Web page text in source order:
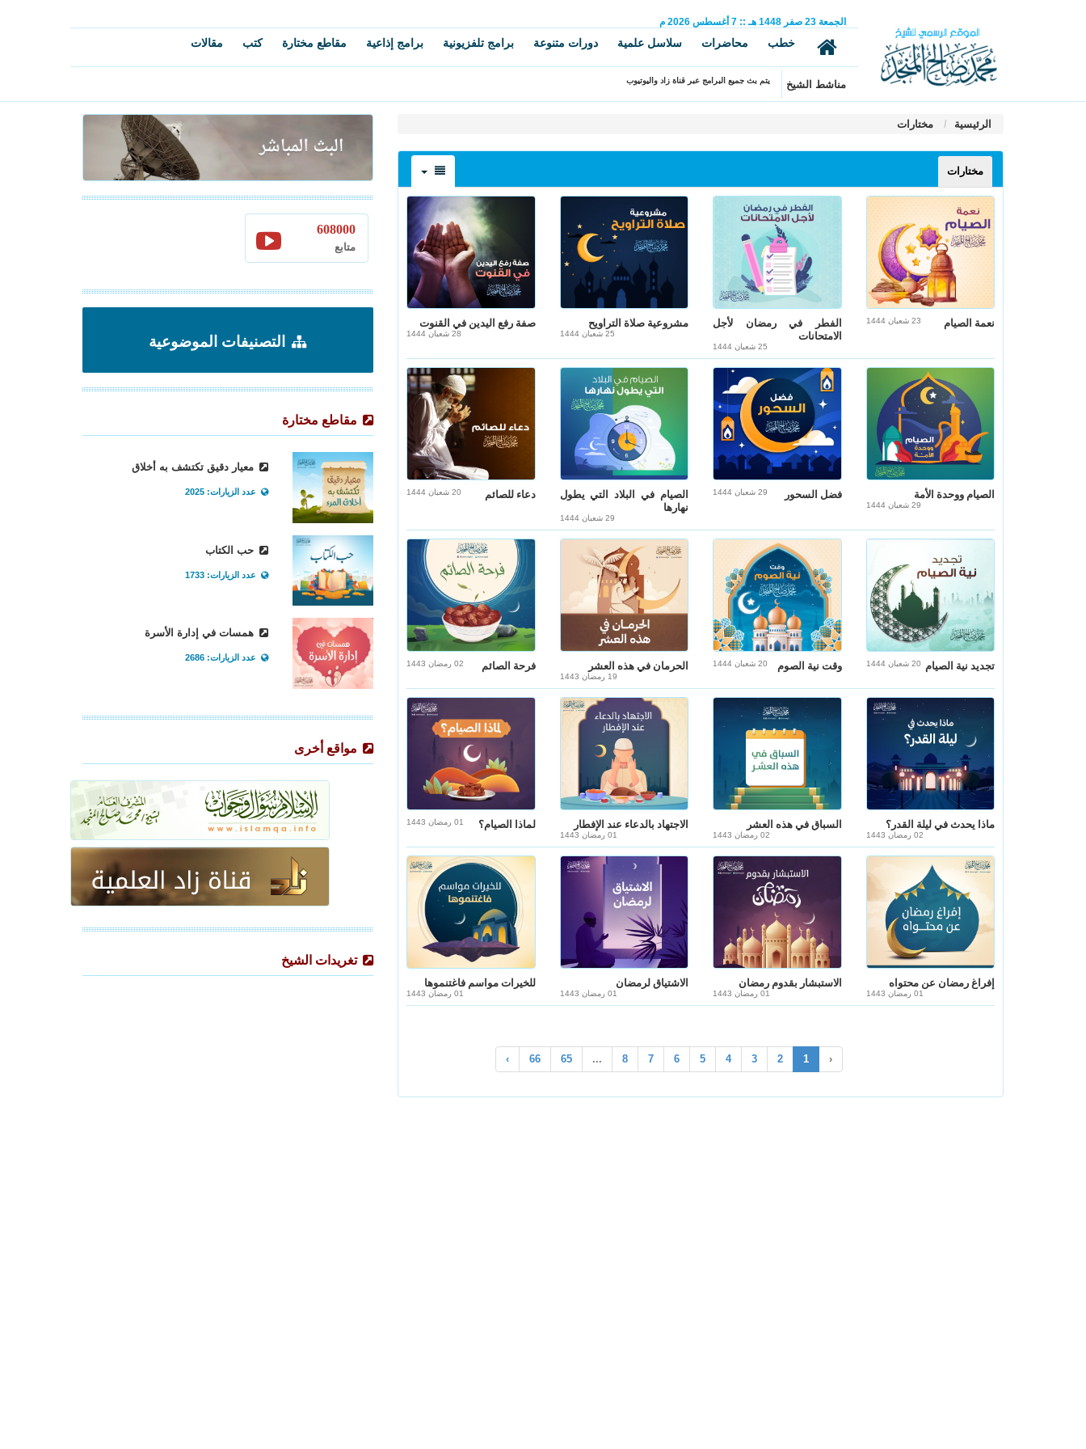
الجمعة 23 صفر 1448 هـ ::
7 أغسطس 2026 م
خطب محاضرات سلاسل علمية دورات متنوعة برامج تلفزيونية برامج إذاعية مقاطع مختارة كتب مقالات
مناشط الشيخ يتم بث جميع البرامج عبر قناة زاد واليوتيوب
الرئيسية مختارات
مختارات
نعمة الصيام 23 شعبان 1444
الفطر في رمضان لأجل
الامتحانات
25 شعبان 1444
مشروعية صلاة التراويح
25 شعبان 1444
صفة رفع اليدين في القنوت
28 شعبان 1444
الصيام ووحدة الأمة
29 شعبان 1444
فضل السحور 29 شعبان 1444
الصيام في البلاد التي يطول
نهارها
29 شعبان 1444
دعاء للصائم 20 شعبان 1444
تجديد نية الصيام 20 شعبان 1444 وقت نية الصوم 20 شعبان 1444 الحرمان في هذه العشر
19 رمضان 1443
فرحة الصائم 02 رمضان 1443
ماذا يحدث في ليلة القدر؟
02 رمضان 1443
السباق في هذه العشر
02 رمضان 1443
الاجتهاد بالدعاء عند الإفطار
01 رمضان 1443
لماذا الصيام؟ 01 رمضان 1443
إفراغ رمضان عن محتواه
01 رمضان 1443
الاستبشار بقدوم رمضان
01 رمضان 1443
الاشتياق لرمضان
01 رمضان 1443
للخيرات مواسم فاغتنموها
01 رمضان 1443
‹
1
2
3
4
5
6
7
8
...
65
66
›
608000
متابع
التصنيفات الموضوعية
مقاطع مختارة
معيار دقيق تكتشف به أخلاق
عدد الزيارات: 2025
حب الكتاب
عدد الزيارات: 1733
همسات في إدارة الأسرة
عدد الزيارات: 2686
مواقع أخرى
تغريدات الشيخ